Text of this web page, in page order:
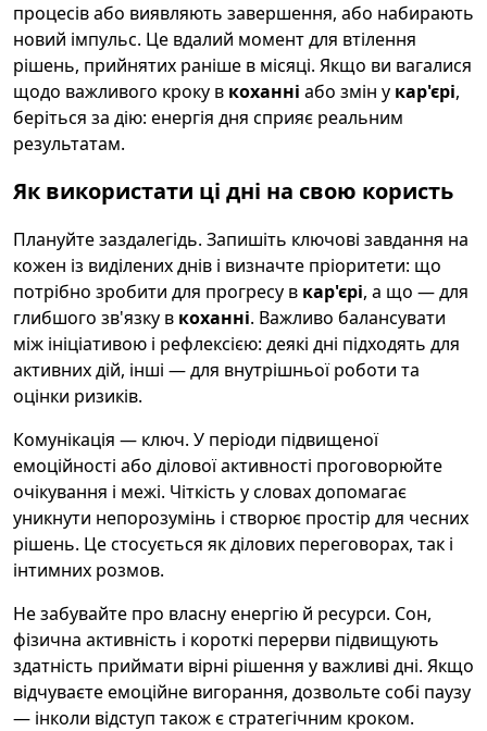
процесів або виявляють завершення, або набирають
новий імпульс. Це вдалий момент для втілення
рішень, прийнятих раніше в місяці. Якщо ви вагалися
щодо важливого кроку в коханні або змін у кар'єрі,
беріться за дію: енергія дня сприяє реальним
результатам.
Як використати ці дні на свою користь
Плануйте заздалегідь. Запишіть ключові завдання на
кожен із виділених днів і визначте пріоритети: що
потрібно зробити для прогресу в кар'єрі, а що — для
глибшого зв'язку в коханні. Важливо балансувати
між ініціативою і рефлексією: деякі дні підходять для
активних дій, інші — для внутрішньої роботи та
оцінки ризиків.
Комунікація — ключ. У періоди підвищеної
емоційності або ділової активності проговорюйте
очікування і межі. Чіткість у словах допомагає
уникнути непорозумінь і створює простір для чесних
рішень. Це стосується як ділових переговорах, так і
інтимних розмов.
Не забувайте про власну енергію й ресурси. Сон,
фізична активність і короткі перерви підвищують
здатність приймати вірні рішення у важливі дні. Якщо
відчуваєте емоційне вигорання, дозвольте собі паузу
— інколи відступ також є стратегічним кроком.